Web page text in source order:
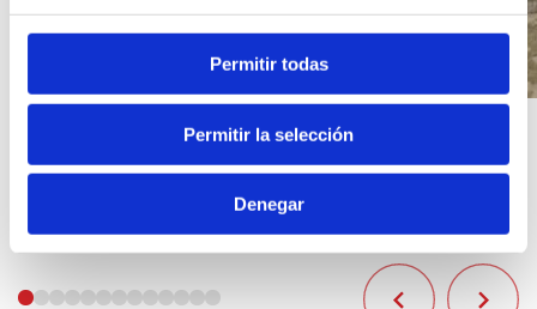
Permitir todas
Permitir la selección
Denegar